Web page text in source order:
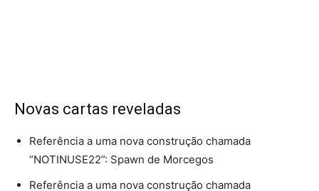
Novas cartas reveladas
Referência a uma nova construção chamada
“NOTINUSE22”: Spawn de Morcegos
Referência a uma nova construção chamada